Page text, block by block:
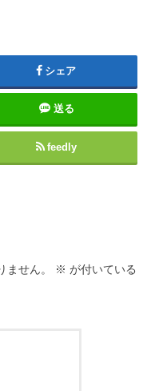
シェア
送る
feedly
ません。 ※ が付いている